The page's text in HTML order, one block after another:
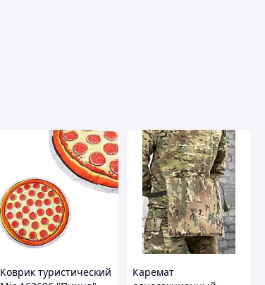
Коврик туристический
Каремат